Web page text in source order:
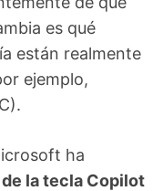
es qué
están realmente
ejemplo,
ha
la tecla Copilot